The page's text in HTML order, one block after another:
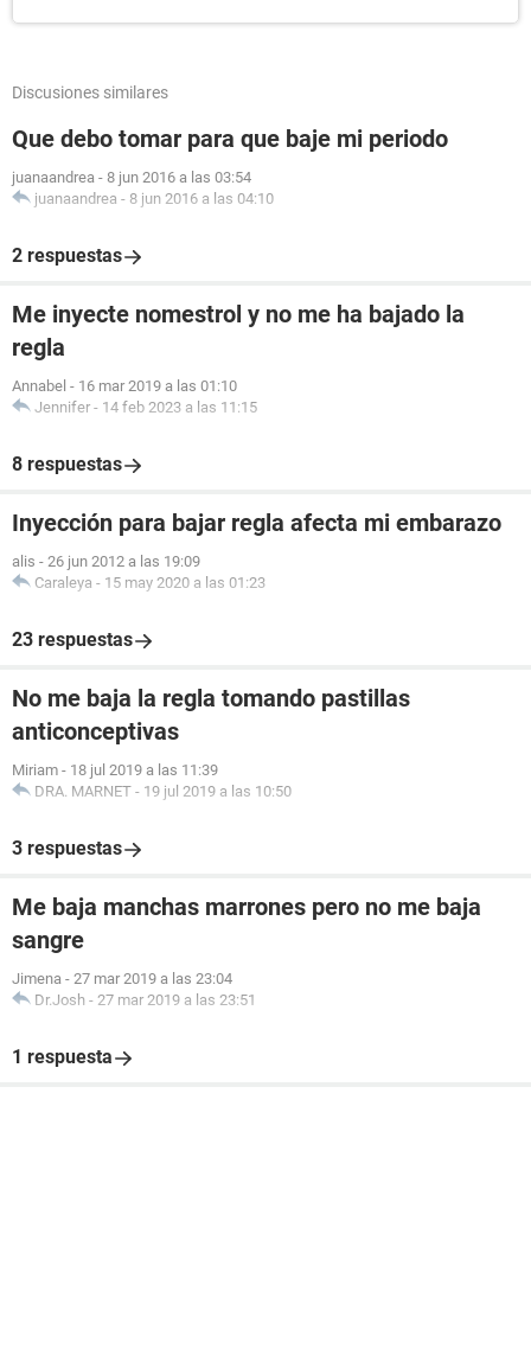
Discusiones similares
Que debo tomar para que baje mi periodo
juanaandrea - 8 jun 2016 a las 03:54
juanaandrea - 8 jun 2016 a las 04:10
2 respuestas
Me inyecte nomestrol y no me ha bajado la
regla
Annabel - 16 mar 2019 a las 01:10
Jennifer - 14 feb 2023 a las 11:15
8 respuestas
Inyección para bajar regla afecta mi embarazo
alis - 26 jun 2012 a las 19:09
Caraleya - 15 may 2020 a las 01:23
23 respuestas
No me baja la regla tomando pastillas
anticonceptivas
Miriam - 18 jul 2019 a las 11:39
DRA. MARNET - 19 jul 2019 a las 10:50
3 respuestas
Me baja manchas marrones pero no me baja
sangre
Jimena - 27 mar 2019 a las 23:04
Dr.Josh - 27 mar 2019 a las 23:51
1 respuesta